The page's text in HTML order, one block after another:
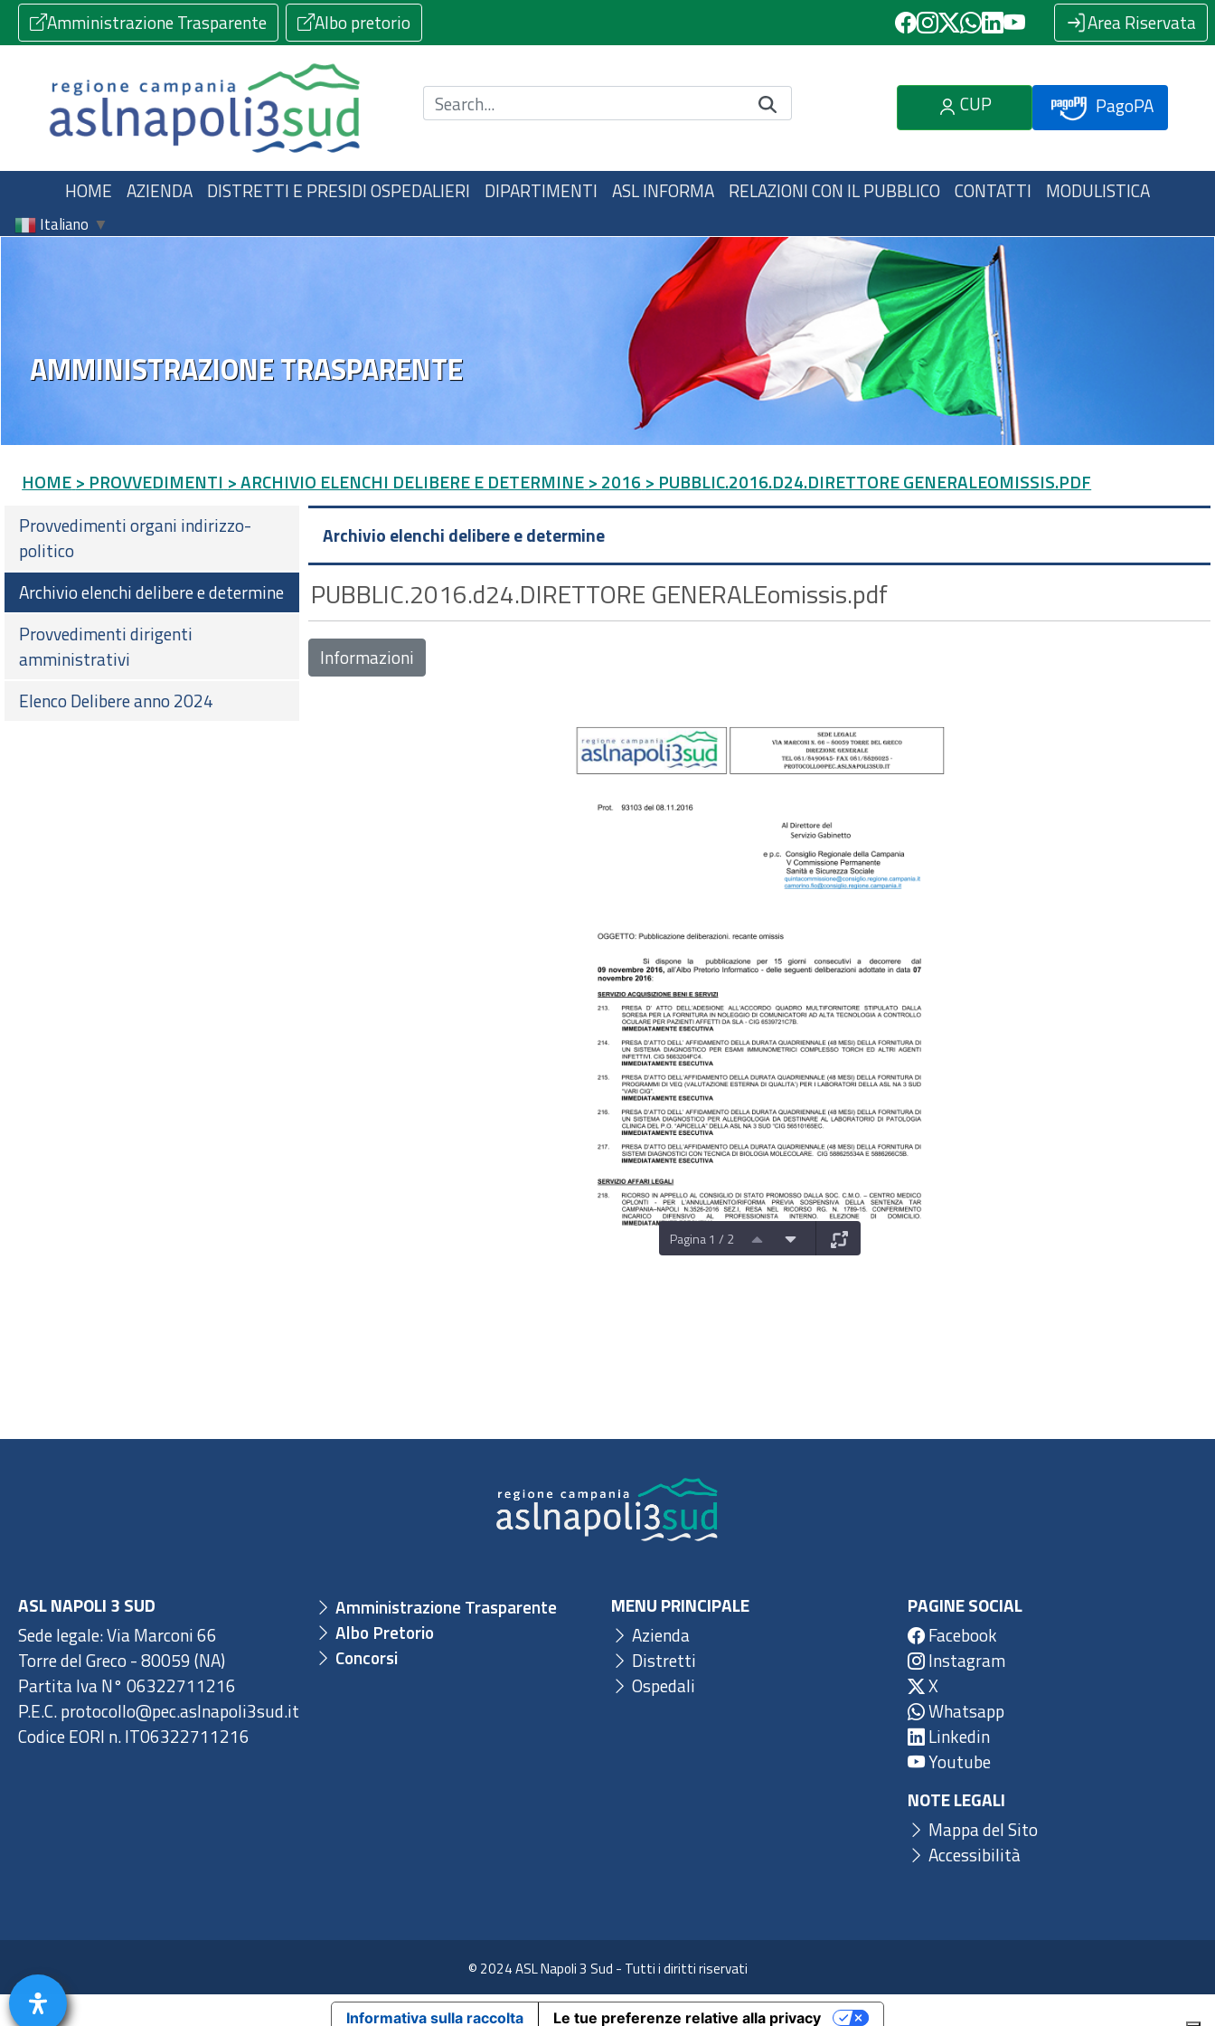
Amministrazione Trasparente Albo pretorio Area Riservata
Cerca nel sito CUP PagoPA
HOME AZIENDA DISTRETTI E PRESIDI OSPEDALIERI DIPARTIMENTI ASL INFORMA RELAZIONI CON IL PUBBLICO CONTATTI MODULISTICA
Italiano ▼
AMMINISTRAZIONE TRASPARENTE
HOME > PROVVEDIMENTI > ARCHIVIO ELENCHI DELIBERE E DETERMINE > 2016 > PUBBLIC.2016.D24.DIRETTORE GENERALEOMISSIS.PDF
Provvedimenti organi indirizzo-
politico
Archivio elenchi delibere e determine
Provvedimenti dirigenti
amministrativi
Elenco Delibere anno 2024
Archivio elenchi delibere e determine
PUBBLIC.2016.d24.DIRETTORE GENERALEomissis.pdf
Informazioni
Pagina 1 / 2
ASL NAPOLI 3 SUD
Sede legale: Via Marconi 66
Torre del Greco - 80059 (NA)
Partita Iva N° 06322711216
P.E.C. protocollo@pec.aslnapoli3sud.it
Codice EORI n. IT06322711216
Amministrazione Trasparente
Albo Pretorio
Concorsi
MENU PRINCIPALE
Azienda
Distretti
Ospedali
PAGINE SOCIAL
Facebook
Instagram
X
Whatsapp
Linkedin
Youtube
NOTE LEGALI
Mappa del Sito
Accessibilità
© 2024 ASL Napoli 3 Sud - Tutti i diritti riservati
Informativa sulla raccolta Le tue preferenze relative alla privacy